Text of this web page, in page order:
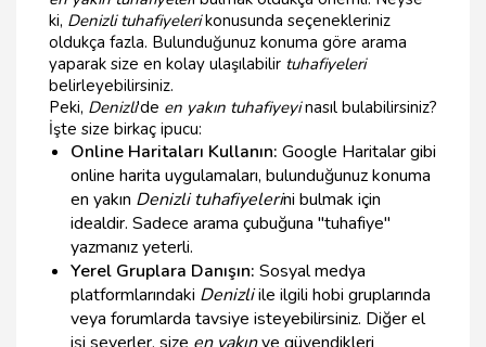
ki, Denizli tuhafiyelerikonusunda seçenekleriniz
oldukça fazla. Bulunduğunuz konuma göre arama
yaparak size en kolay ulaşılabilir tuhafiyeleri
belirleyebilirsiniz.
Peki, Denizli'de en yakın tuhafiyeyinasıl bulabilirsiniz?
İşte size birkaç ipucu:
Online Haritaları Kullanın: Google Haritalar gibi
online harita uygulamaları, bulunduğunuz konuma
en yakın Denizli tuhafiyelerini bulmak için
idealdir. Sadece arama çubuğuna "tuhafiye"
yazmanız yeterli.
Yerel Gruplara Danışın: Sosyal medya
platformlarındaki Denizliile ilgili hobi gruplarında
veya forumlarda tavsiye isteyebilirsiniz. Diğer el